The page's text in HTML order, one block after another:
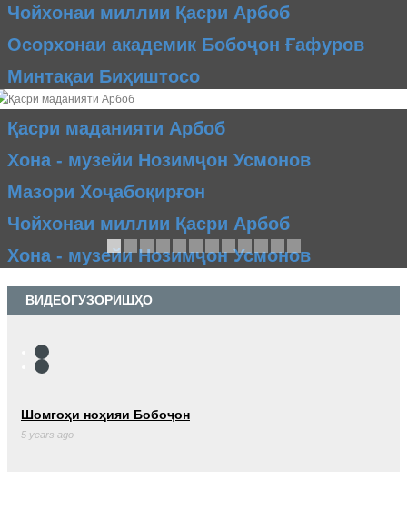
Чойхонаи миллии Қасри Арбоб
Осорхонаи академик Бобоҷон Ғафуров
Минтақаи Биҳиштосо
Қасри маданияти Арбоб
Хона - музейи Нозимҷон Усмонов
Мазори Хоҷабоқирғон
Чойхонаи миллии Қасри Арбоб
Хона - музейи Нозимҷон Усмонов
ВИДЕОГУЗОРИШҲО
Шомгоҳи ноҳияи Бобоҷон
5 years ago